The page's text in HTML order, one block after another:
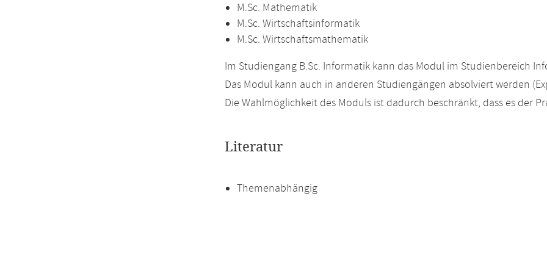
M.Sc. Mathematik
M.Sc. Wirtschaftsinformatik
M.Sc. Wirtschaftsmathematik
Im Studiengang B.Sc. Informatik kann das Modul im Studienbereich
Das Modul kann auch in anderen Studiengängen absolviert werden
Die Wahlmöglichkeit des Moduls ist dadurch beschränkt, dass es der
Literatur
Themenabhängig